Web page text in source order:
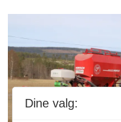
Dine valg: